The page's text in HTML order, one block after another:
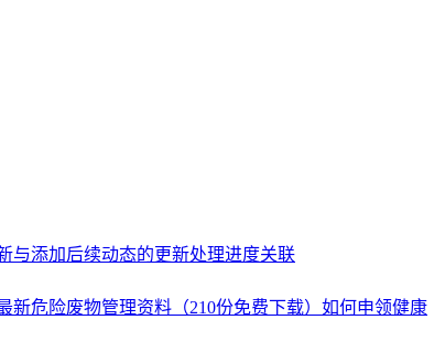
与添加后续动态的更新处理进度关联
新危险废物管理资料（210份免费下载） 如何申领健康